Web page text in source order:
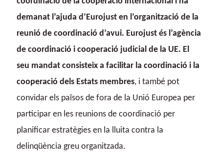
demanat l’ajuda d’Eurojust en l’organització de la
reunió de coordinació d’avui. Eurojust és l’agència
de coordinació i cooperació judicial de la UE. El
seu mandat consisteix a facilitar la coordinació i la
cooperació dels Estats membres, i també pot
convidar els països de fora de la Unió Europea per
participar en les reunions de coordinació per
planificar estratègies en la lluita contra la
delinqüència greu organitzada.